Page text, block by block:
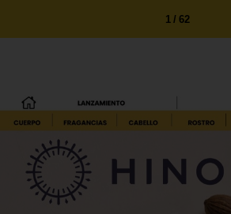
1 / 62